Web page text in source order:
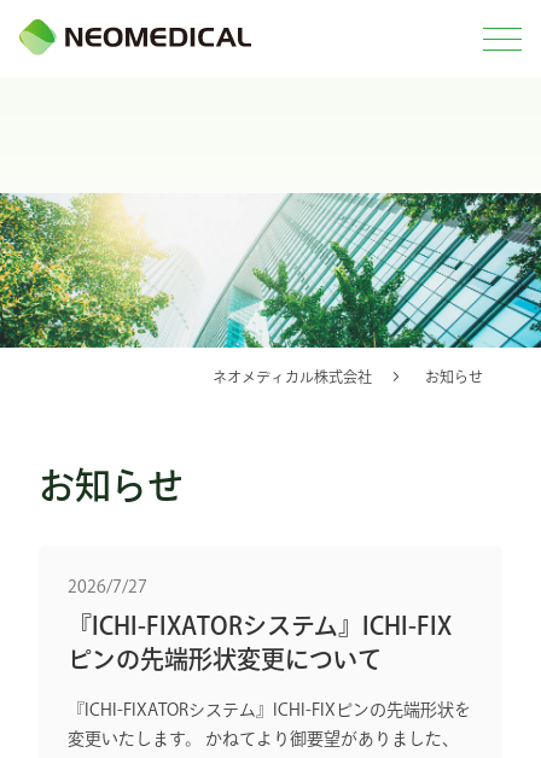
ネオメディカル株式会社 お知らせ
お知らせ
2026/7/27
『ICHI-FIXATORシステム』ICHI-FIX
ピンの先端形状変更について
『ICHI-FIXATORシステム』ICHI-FIXピンの先端形状を
変更いたします。 かねてより御要望がありました、